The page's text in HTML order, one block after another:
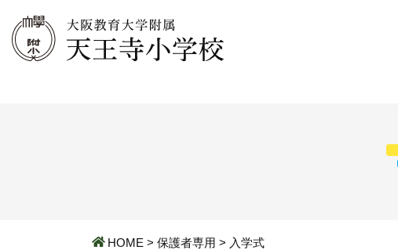
HOME > 保護者専用 > 入学式